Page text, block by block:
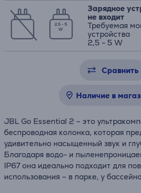
2,5 - 5
W
Зарядное
не входит
Требуемая
устройства
2,5 - 5 W
Сравнить
Наличие в
JBL Go Essential 2 – это
беспроводная колонка, которая
удивительно насыщенный звук и
Благодаря водо- и
IP67 она идеально подходит для
использования – в парке, у